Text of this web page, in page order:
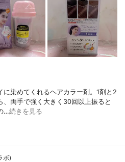
染めてくれるヘアカラー剤。1剤と2
両手で強く大きく30回以上振ると
…続きを見る
ボ)